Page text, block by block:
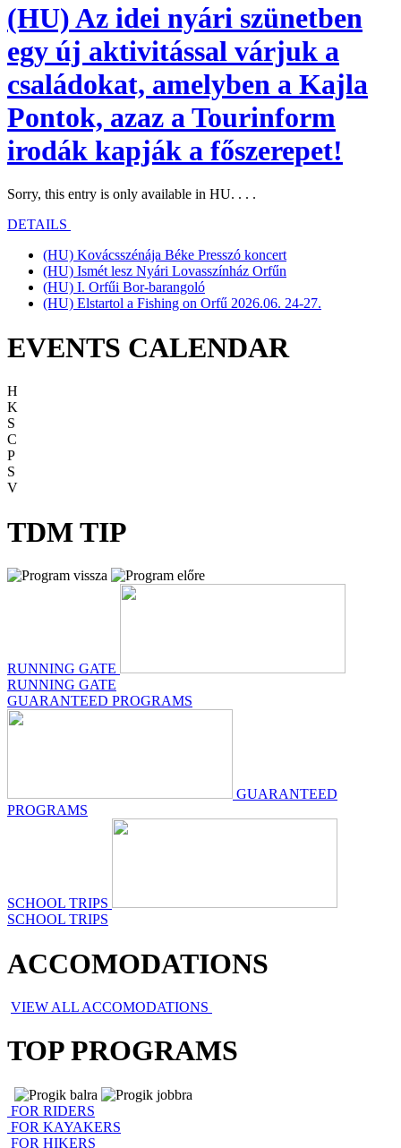
(HU) Az idei nyári szünetben
egy új aktivitással várjuk a
családokat, amelyben a Kajla
Pontok, azaz a Tourinform
irodák kapják a főszerepet!
Sorry, this entry is only available in HU. . . .
DETAILS
(HU) Kovácsszénája Béke Presszó koncert
(HU) Ismét lesz Nyári Lovasszínház Orfűn
(HU) I. Orfűi Bor-barangoló
(HU) Elstartol a Fishing on Orfű 2026.06. 24-27.
EVENTS CALENDAR
H
K
S
C
P
S
V
TDM TIP
RUNNING GATE
RUNNING GATE
GUARANTEED PROGRAMS
GUARANTEED
PROGRAMS
SCHOOL TRIPS
SCHOOL TRIPS
ACCOMODATIONS
VIEW ALL ACCOMODATIONS
TOP PROGRAMS
FOR RIDERS
FOR KAYAKERS
FOR HIKERS